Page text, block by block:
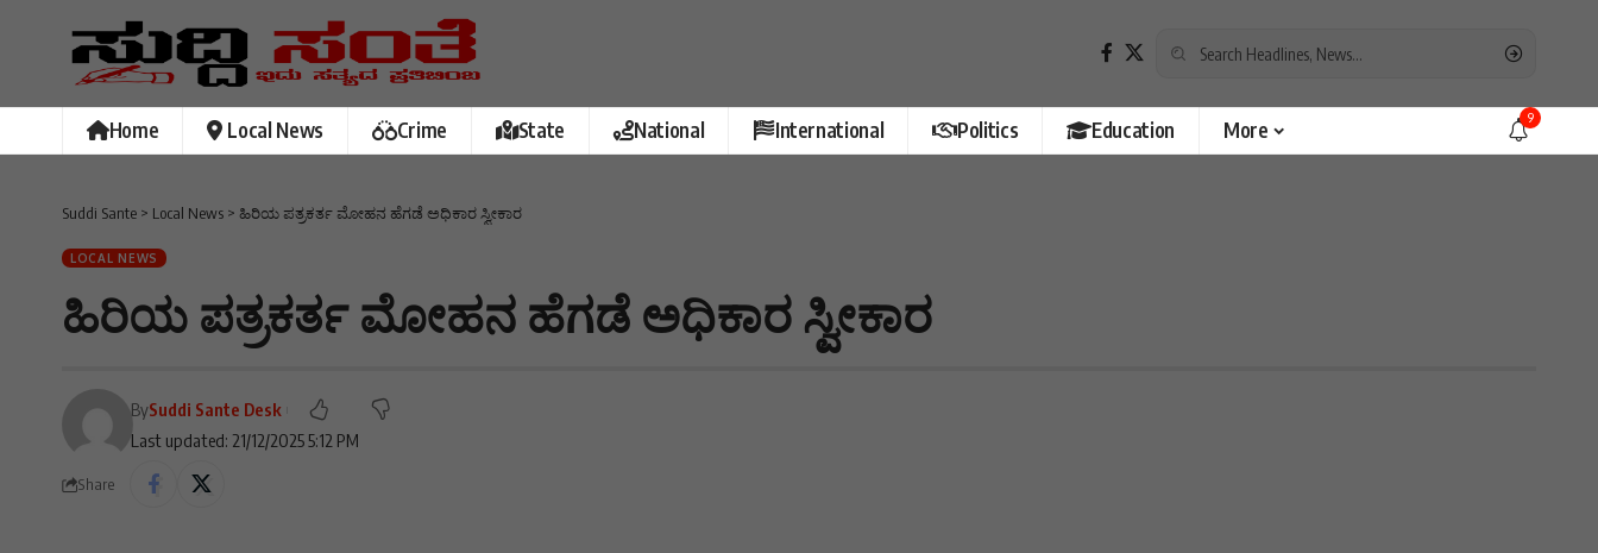
Home Local News Crime State National International Politics Education More 9
Suddi Sante > Local News > ಹಿರಿಯ ಪತ್ರಕರ್ತ ಮೋಹನ ಹೆಗಡೆ ಅಧಿಕಾರ ಸ್ವೀಕಾರ
LOCAL NEWS
ಹಿರಿಯ ಪತ್ರಕರ್ತ ಮೋಹನ ಹೆಗಡೆ ಅಧಿಕಾರ ಸ್ವೀಕಾರ
Last updated: 21/12/2025 5:12 PM
BySuddi Sante Desk
Share